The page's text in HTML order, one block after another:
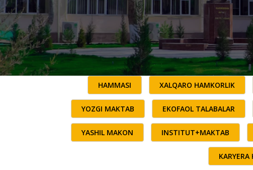
HAMMASI XALQARO HAMKORLIK
YOZGI MAKTAB EKOFAOL TALABALAR
YASHIL MAKON INSTITUT+MAKTAB
KARYERA